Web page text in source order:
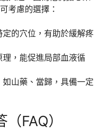
考慮的選擇：
定的穴位，有助於緩解疼
理，能促進局部血液循
如山藥、當歸，具備一定
FAQ）